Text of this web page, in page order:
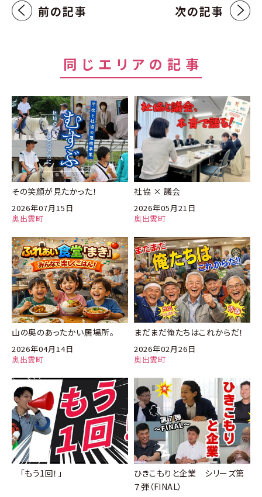
前の記事 次の記事
同じエリアの記事
奥出雲町
2026年07月15日
その笑顔が見たかった！
奥出雲町
2026年05月21日
社協 × 議会
奥出雲町
2026年04月14日
山の奥のあったかい居場所。
奥出雲町
2026年02月26日
まだまだ俺たちはこれからだ！
「もう1回！」
ひきこもりと企業 シリーズ第
７弾（FINAL）